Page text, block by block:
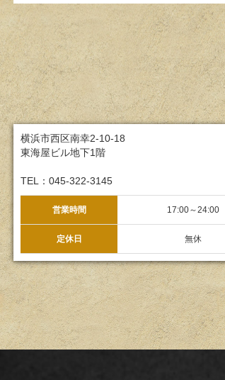
横浜市西区南幸2-10-18
東海屋ビル地下1階
TEL：045-322-3145
営業時間 17:00～24:00
定休日 無休